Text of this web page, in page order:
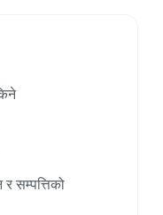
सम्पत्तिको